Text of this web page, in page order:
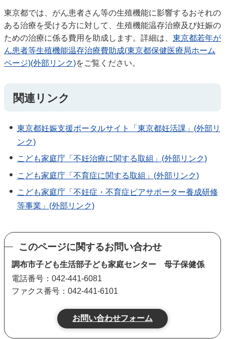
東京都では、がん患者さん等の生殖機能に影響するおそれの
ある治療を受ける方に対して、生殖機能温存治療及び妊娠の
ための治療に係る費用を助成します。詳細は、 東京都若年が
ん患者等生殖機能温存治療費助成(東京都保健医療局ホーム
ページ)(外部リンク)をご覧ください。
関連リンク
東京都妊娠支援ポータルサイト「東京都妊活課」(外部リ
ンク)
こども家庭庁「不妊治療に関する取組」(外部リンク)
こども家庭庁「不育症に関する取組」(外部リンク)
こども家庭庁「不妊症・不育症ピアサポーター養成研修
等事業」(外部リンク)
このページに関するお問い合わせ
調布市子ども生活部子ども家庭センター 母子保健係
電話番号：042-441-6081
ファクス番号：042-441-6101